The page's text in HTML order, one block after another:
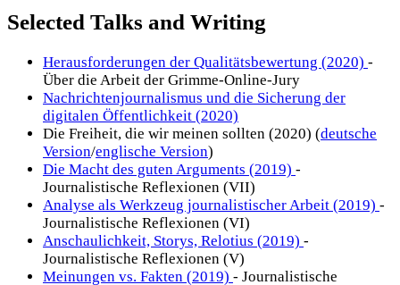
Selected Talks and Writing
Herausforderungen der Qualitätsbewertung (2020) -
Über die Arbeit der Grimme-Online-Jury
Nachrichtenjournalismus und die Sicherung der
digitalen Öffentlichkeit (2020)
Die Freiheit, die wir meinen sollten (2020) (deutsche
Version/englische Version)
Die Macht des guten Arguments (2019) -
Journalistische Reflexionen (VII)
Analyse als Werkzeug journalistischer Arbeit (2019) -
Journalistische Reflexionen (VI)
Anschaulichkeit, Storys, Relotius (2019) -
Journalistische Reflexionen (V)
Meinungen vs. Fakten (2019) - Journalistische